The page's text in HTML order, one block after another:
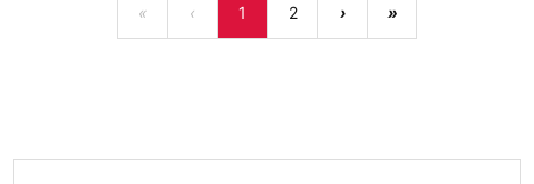
« ‹ 1 2 › »